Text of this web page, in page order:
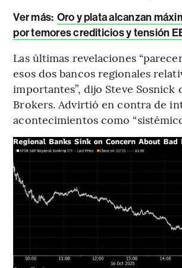
Ver más: Oro y plata alcanzan
por temores crediticios y tensión
Las últimas revelaciones
esos dos bancos regionales
importantes”, dijo Steve Sosnick
Brokers. Advirtió en contra de
acontecimientos como